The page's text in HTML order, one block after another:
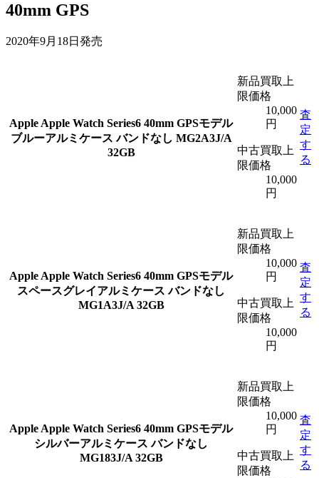
40mm GPS
2020年9月18日発売
Apple Apple Watch Series6 40mm GPSモデル
ブルーアルミケース バンドなし MG2A3J/A
32GB
新品買取上
限価格
10,000
円
中古買取上
限価格
10,000
円
査
定
す
る
Apple Apple Watch Series6 40mm GPSモデル
スペースグレイアルミケース バンドなし
MG1A3J/A 32GB
新品買取上
限価格
10,000
円
中古買取上
限価格
10,000
円
査
定
す
る
Apple Apple Watch Series6 40mm GPSモデル
シルバーアルミケース バンドなし
MG183J/A 32GB
新品買取上
限価格
10,000
円
中古買取上
限価格
査
定
す
る